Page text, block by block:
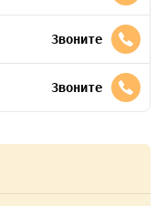
Звоните
Звоните